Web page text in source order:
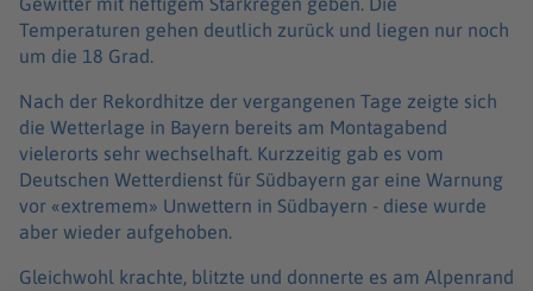
Temperaturen gehen deutlich zurück und liegen nur noch
um die 18 Grad.
Nach der Rekordhitze der vergangenen Tage zeigte sich
die Wetterlage in Bayern bereits am Montagabend
vielerorts sehr wechselhaft. Kurzzeitig gab es vom
Deutschen Wetterdienst für Südbayern gar eine Warnung
vor «extremem» Unwettern in Südbayern - diese wurde
aber wieder aufgehoben.
Gleichwohl krachte, blitzte und donnerte es am Alpenrand